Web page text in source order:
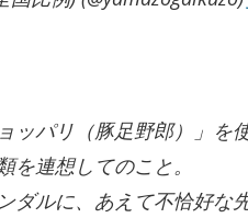
ッパリ（豚足野郎）」を
連想してのこと。
ダルに、あえて不恰好な